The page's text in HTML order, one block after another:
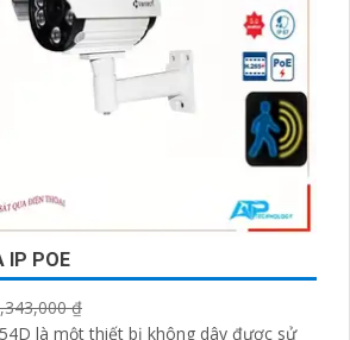
IP POE
₫
là một thiết bị không dây được sử